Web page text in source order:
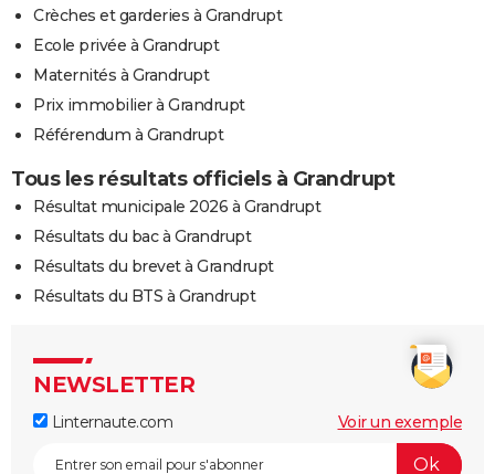
Crèches et garderies à Grandrupt
Ecole privée à Grandrupt
Maternités à Grandrupt
Prix immobilier à Grandrupt
Référendum à Grandrupt
Tous les résultats officiels à Grandrupt
Résultat municipale 2026 à Grandrupt
Résultats du bac à Grandrupt
Résultats du brevet à Grandrupt
Résultats du BTS à Grandrupt
NEWSLETTER
Linternaute.com Voir un exemple